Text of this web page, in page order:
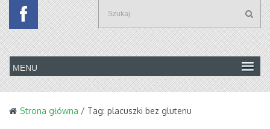
Strona główna / Tag: placuszki bez glutenu